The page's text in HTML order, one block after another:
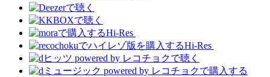
Hi-Res
Hi-Res